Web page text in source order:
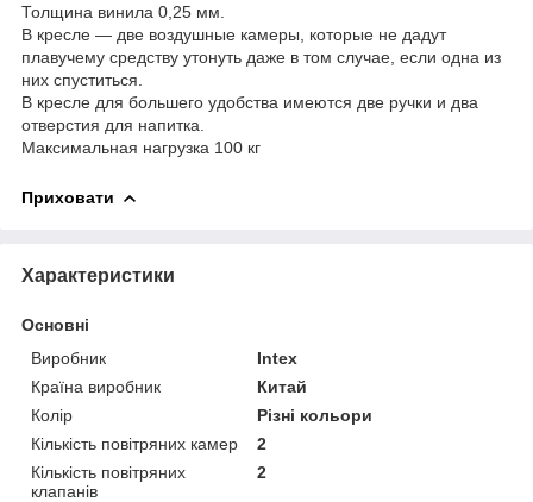
Толщина винила 0,25 мм.
В кресле — две воздушные камеры, которые не дадут
плавучему средству утонуть даже в том случае, если одна из
них спуститься.
В кресле для большего удобства имеются две ручки и два
отверстия для напитка.
Максимальная нагрузка 100 кг
Приховати
Характеристики
Основні
Виробник
Intex
Країна виробник
Китай
Колір
Різні кольори
Кількість повітряних камер
2
Кількість повітряних
клапанів
2